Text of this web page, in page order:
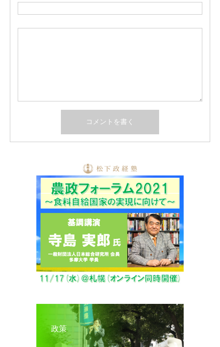
政策